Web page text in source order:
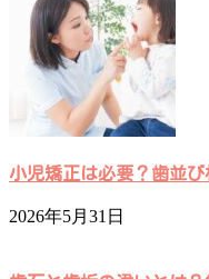
小児矯正は必要？歯並
2026年5月31日